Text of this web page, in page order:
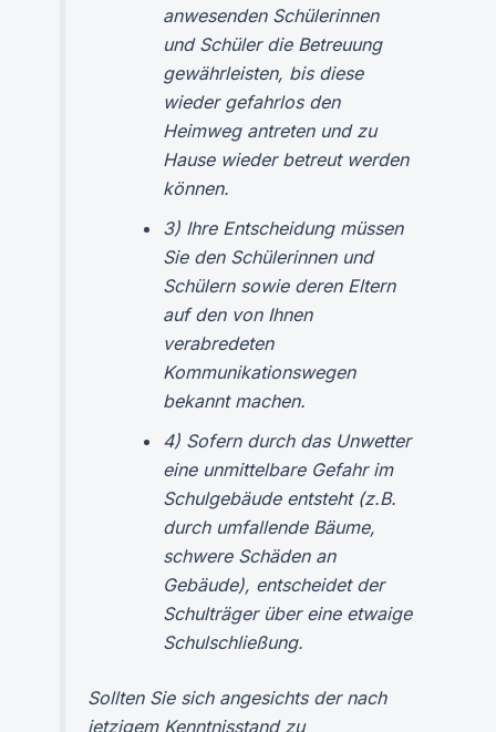
anwesenden Schülerinnen
und Schüler die Betreuung
gewährleisten, bis diese
wieder gefahrlos den
Heimweg antreten und zu
Hause wieder betreut werden
können.
3) Ihre Entscheidung müssen
Sie den Schülerinnen und
Schülern sowie deren Eltern
auf den von Ihnen
verabredeten
Kommunikationswegen
bekannt machen.
4) Sofern durch das Unwetter
eine unmittelbare Gefahr im
Schulgebäude entsteht (z.B.
durch umfallende Bäume,
schwere Schäden an
Gebäude), entscheidet der
Schulträger über eine etwaige
Schulschließung.
Sollten Sie sich angesichts der nach
jetzigem Kenntnisstand zu